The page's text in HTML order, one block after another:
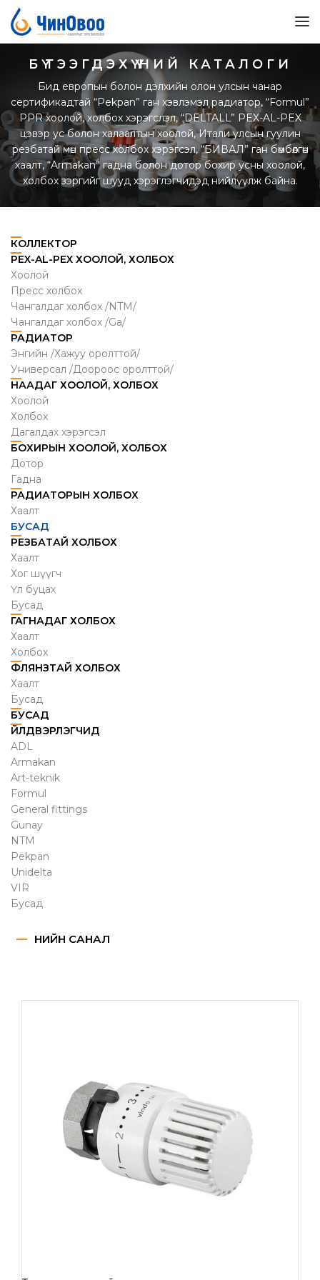
БҮТЭЭГДЭХҮҮНИЙ КАТАЛОГИ
Бид европын болон дэлхийн олон улсын чанар
сертификадтай “Pekpan” ган хэвлэмэл радиатор, “Formul”
PPR хоолой, холбох хэрэгслэл, “DELTALL” PEX-AL-PEX
цэвэр ус болон халаалтын хоолой, Итали улсын гуулин
резбатай мөн пресс холбох хэрэгсэл, “БИВАЛ” ган бөмбөлгөн
хаалт, “Armakan” гадна болон дотор бохир усны хоолой,
холбох зэргийг шууд хэрэглэгчидэд нийлүүлж байна.
КОЛЛЕКТОР
PEX-AL-PEX ХООЛОЙ, ХОЛБОХ
Хоолой
Пресс холбох
Чангалдаг холбох /NTM/
Чангалдаг холбох /Ga/
РАДИАТОР
Энгийн /Хажуу оролттой/
Универсал /Доороос оролттой/
НААДАГ ХООЛОЙ, ХОЛБОХ
Хоолой
Холбох
Дагалдах хэрэгсэл
БОХИРЫН ХООЛОЙ, ХОЛБОХ
Дотор
Гадна
РАДИАТОРЫН ХОЛБОХ
Хаалт
БУСАД
РЕЗБАТАЙ ХОЛБОХ
Хаалт
Хог шүүгч
Үл буцах
Бусад
ГАГНАДАГ ХОЛБОХ
Хаалт
Холбох
ФЛЯНЗТАЙ ХОЛБОХ
Хаалт
Бусад
БУСАД
ҮЙЛДВЭРЛЭГЧИД
ADL
Armakan
Art-teknik
Formul
General fittings
Gunay
NTM
Pekpan
Unidelta
VIR
Бусад
ҮНИЙН САНАЛ